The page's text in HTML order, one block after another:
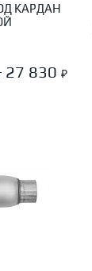
КАРДАН
27 830 ₽